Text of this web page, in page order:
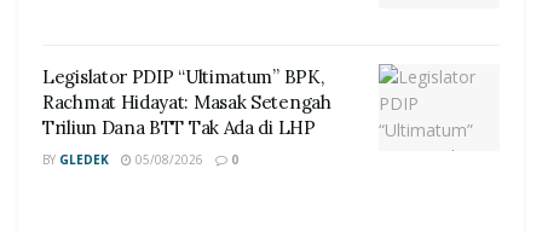
Legislator PDIP “Ultimatum” BPK,
Rachmat Hidayat: Masak Setengah
Triliun Dana BTT Tak Ada di LHP
BY GLEDEK 05/08/2026 0